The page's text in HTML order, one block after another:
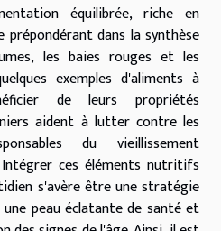
équilibrée, riche en
dans la synthèse
les baies rouges et les
exemples d'aliments à
de leurs propriétés
aident à lutter contre les
du vieillissement
ces éléments nutritifs
s'avère être une stratégie
peau éclatante de santé et